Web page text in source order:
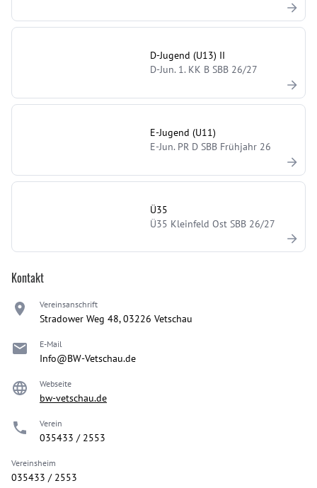
D-Jugend (U13) II
D-Jun. 1. KK B SBB 26/27
E-Jugend (U11)
E-Jun. PR D SBB Frühjahr 26
Ü35
Ü35 Kleinfeld Ost SBB 26/27
Kontakt
Vereinsanschrift
Stradower Weg 48, 03226 Vetschau
E-Mail
Info@BW-Vetschau.de
Webseite
bw-vetschau.de
Verein
035433 / 2553
Vereinsheim
035433 / 2553